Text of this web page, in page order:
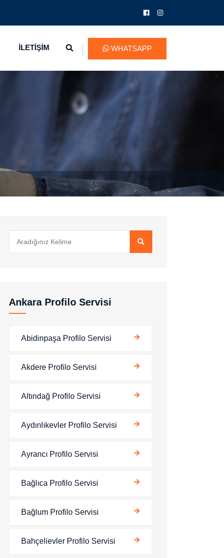
İLETİŞİM WHATSAPP
Ankara Profilo Servisi
Abidinpaşa Profilo Servisi
Akdere Profilo Servisi
Altındağ Profilo Servisi
Aydınlıkevler Profilo Servisi
Ayrancı Profilo Servisi
Bağlıca Profilo Servisi
Bağlum Profilo Servisi
Bahçelievler Profilo Servisi